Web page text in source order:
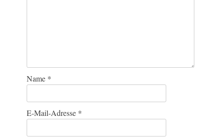
Name *
E-Mail-Adresse *